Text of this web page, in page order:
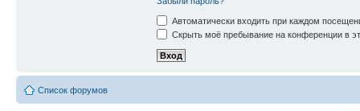
Автоматически входить при каждом
Скрыть моё пребывание на конференции в
Список форумов